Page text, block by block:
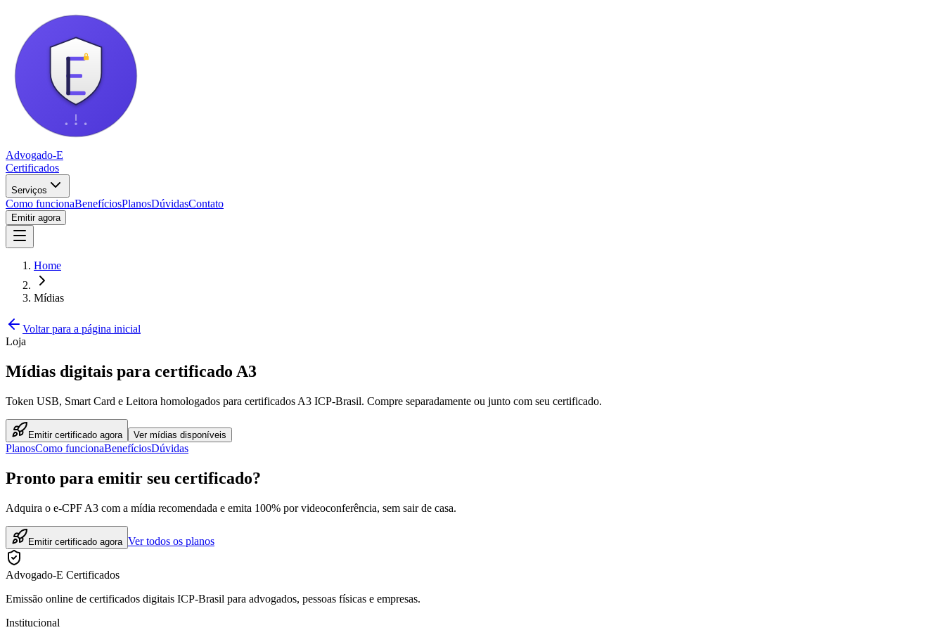
Advogado-E
Certificados
Serviços
Como funcionaBenefíciosPlanosDúvidasContato
Emitir agora
Home
Mídias
Voltar para a página inicial
Loja
Mídias digitais para certificado A3
Token USB, Smart Card e Leitora homologados para certificados A3 ICP-Brasil. Compre separadamente ou junto com seu certificado.
Emitir certificado agora Ver mídias disponíveis
PlanosComo funcionaBenefíciosDúvidas
Pronto para emitir seu certificado?
Adquira o e-CPF A3 com a mídia recomendada e emita 100% por videoconferência, sem sair de casa.
Emitir certificado agora Ver todos os planos
Advogado-E Certificados
Emissão online de certificados digitais ICP-Brasil para advogados, pessoas físicas e empresas.
Institucional